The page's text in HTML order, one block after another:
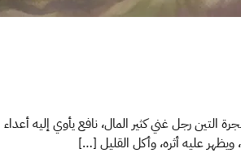
رجل غني كثير المال، نافع يأوي إليه
عليه أثره، وأكل القليل […]